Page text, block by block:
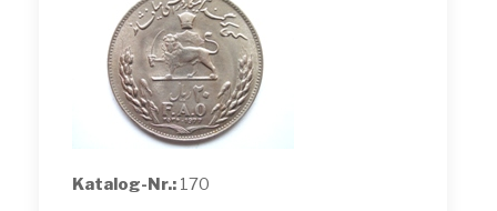
Katalog-Nr.: 170